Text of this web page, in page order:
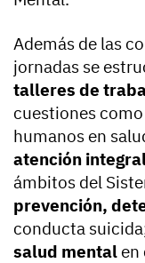
Además de las
jornadas se
talleres de
cuestiones
humanos en
atención
ámbitos del
prevención,
conducta
salud mental en